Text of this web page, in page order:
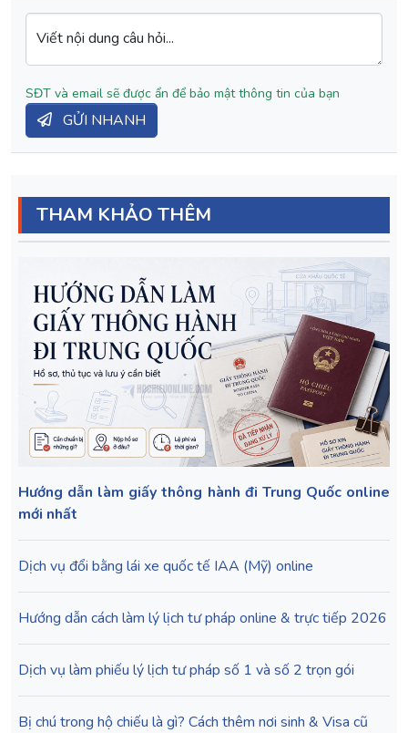
Viết nội dung câu hỏi...
SĐT và email sẽ được ẩn để bảo mật thông tin của bạn
GỬI NHANH
THAM KHẢO THÊM
Hướng dẫn làm giấy thông hành đi Trung Quốc online
mới nhất
Dịch vụ đổi bằng lái xe quốc tế IAA (Mỹ) online
Hướng dẫn cách làm lý lịch tư pháp online & trực tiếp 2026
Dịch vụ làm phiếu lý lịch tư pháp số 1 và số 2 trọn gói
Bị chú trong hộ chiếu là gì? Cách thêm nơi sinh & Visa cũ